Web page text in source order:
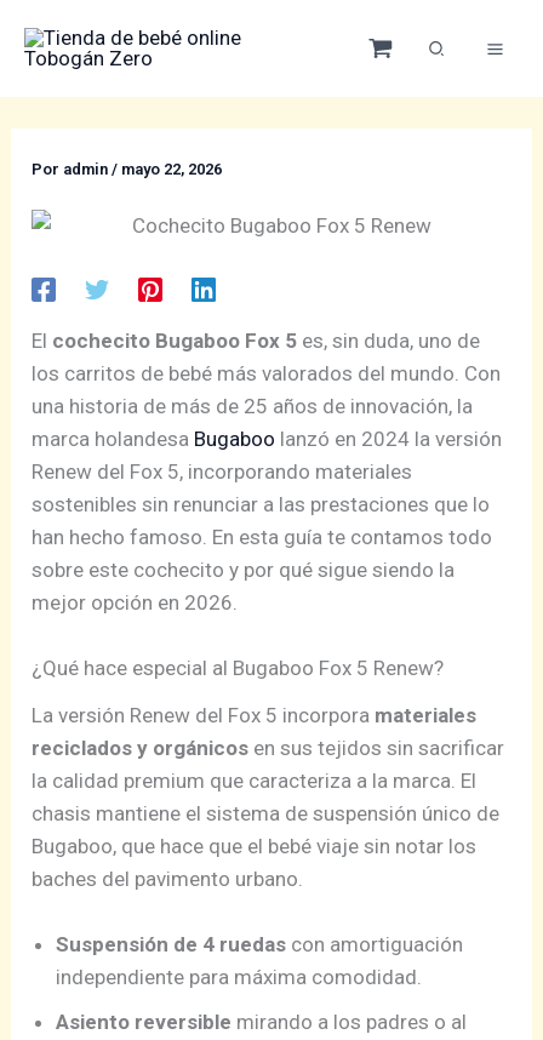
Por admin/ mayo 22, 2026
El cochecito Bugaboo Fox 5 es, sin duda, uno de
los carritos de bebé más valorados del mundo. Con
una historia de más de 25 años de innovación, la
marca holandesa Bugaboo lanzó en 2024 la versión
Renew del Fox 5, incorporando materiales
sostenibles sin renunciar a las prestaciones que lo
han hecho famoso. En esta guía te contamos todo
sobre este cochecito y por qué sigue siendo la
mejor opción en 2026.
¿Qué hace especial al Bugaboo Fox 5 Renew?
La versión Renew del Fox 5 incorpora materiales
reciclados y orgánicos en sus tejidos sin sacrificar
la calidad premium que caracteriza a la marca. El
chasis mantiene el sistema de suspensión único de
Bugaboo, que hace que el bebé viaje sin notar los
baches del pavimento urbano.
Suspensión de 4 ruedas con amortiguación
independiente para máxima comodidad.
Asiento reversible mirando a los padres o al